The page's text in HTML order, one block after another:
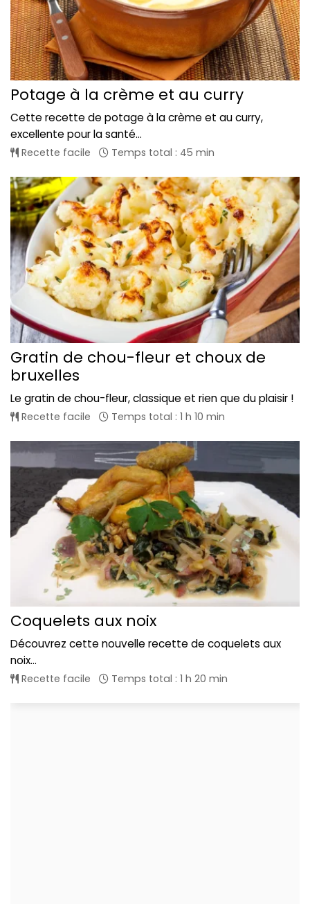
Potage à la crème et au curry
Cette recette de potage à la crème et au curry,
excellente pour la santé...
Recette facile Temps total : 45 min
Gratin de chou-fleur et choux de
bruxelles
Le gratin de chou-fleur, classique et rien que du plaisir !
Recette facile Temps total : 1 h 10 min
Coquelets aux noix
Découvrez cette nouvelle recette de coquelets aux
noix...
Recette facile Temps total : 1 h 20 min